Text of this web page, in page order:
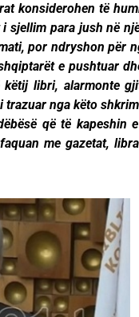
konsiderohen të
sjellim para jush në
por ndryshon për
e pushtuar
libri, alarmonte
nga këto
që të kapeshin
me gazetat,